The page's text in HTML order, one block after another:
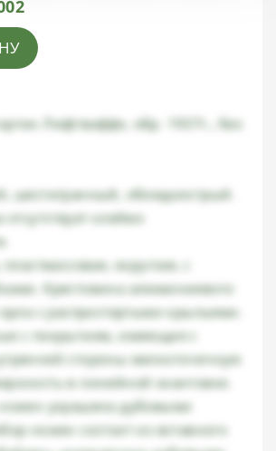
Люфтваффе, обр. 1937г., без
шестигранный, обоюдоострый.
отсутствует клеймо
округлая, с
Крестовина алюминиевого
с распростертыми крыльями.
с покрытием, имеющие с
стороны мелкоточечную
в линейной окантовке.
украшена дубовыми
ножен состоит из вставного